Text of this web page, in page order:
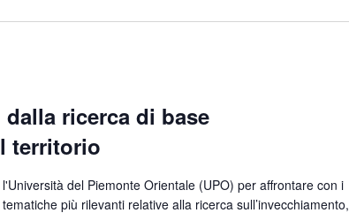
ricerca di base
territorio
del Piemonte Orientale (UPO) per affrontare con i
più rilevanti relative alla ricerca sull’invecchiamento,